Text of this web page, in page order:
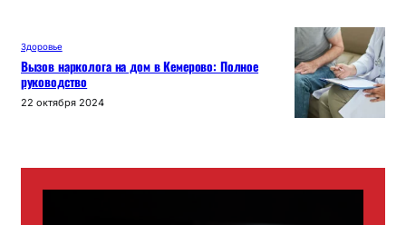
Здоровье
Вызов нарколога на дом в Кемерово: Полное
руководство
22 октября 2024